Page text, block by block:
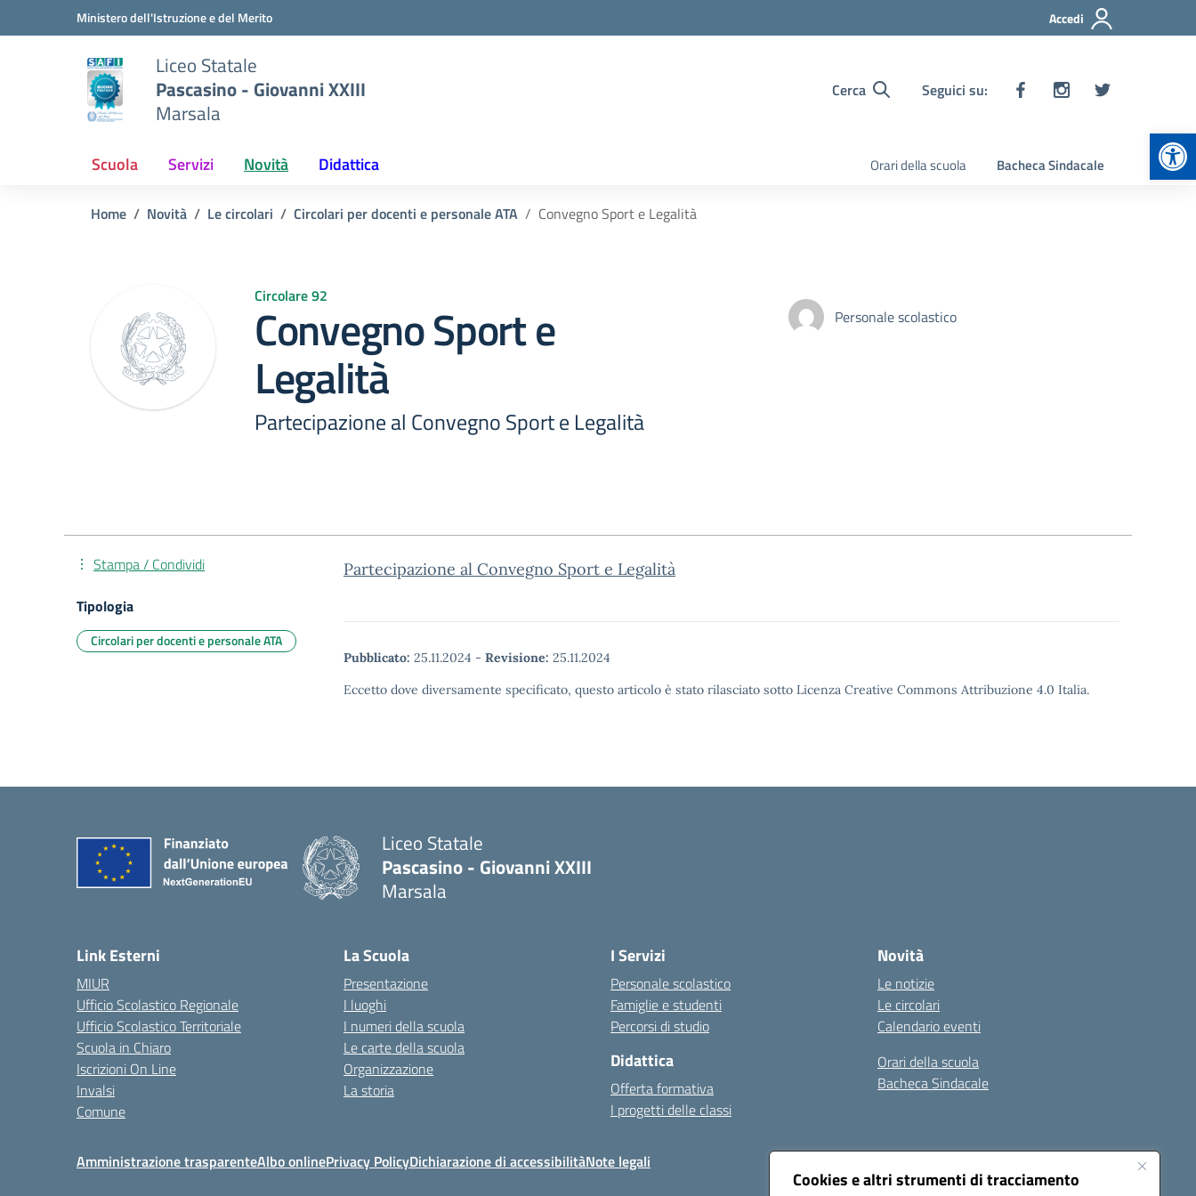
Cookies e altri strumenti di tracciamento
Vai ai contenuti
Vai al menu di navigazioneMinistero dell'Istruzione e del Merito Accedi
Liceo Statale
Pascasino - Giovanni XXIII
Marsala
Cerca Seguici su:
Scuola Servizi Novità Didattica Orari della scuola Bacheca Sindacale
Home Novità Le circolari Circolari per docenti e personale ATA Convegno Sport e Legalità
Circolare 92
Convegno Sport e
Legalità
Partecipazione al Convegno Sport e Legalità
Personale scolastico
Partecipazione al Convegno Sport e Legalità
Pubblicato: 25.11.2024 - Revisione: 25.11.2024
Eccetto dove diversamente specificato, questo articolo è stato rilasciato sotto Licenza Creative Commons Attribuzione 4.0 Italia.
Stampa / Condividi
Tipologia
Circolari per docenti e personale ATA
Liceo Statale
Pascasino - Giovanni XXIII
Marsala
Link Esterni
MIUR
Ufficio Scolastico Regionale
Ufficio Scolastico Territoriale
Scuola in Chiaro
Iscrizioni On Line
Invalsi
Comune
La Scuola
Presentazione
I luoghi
I numeri della scuola
Le carte della scuola
Organizzazione
La storia
I Servizi
Personale scolastico
Famiglie e studenti
Percorsi di studio
Didattica
Offerta formativa
I progetti delle classi
Novità
Le notizie
Le circolari
Calendario eventi
Orari della scuola
Bacheca Sindacale
Amministrazione trasparenteAlbo onlinePrivacy PolicyDichiarazione di accessibilitàNote legali Seguici su: